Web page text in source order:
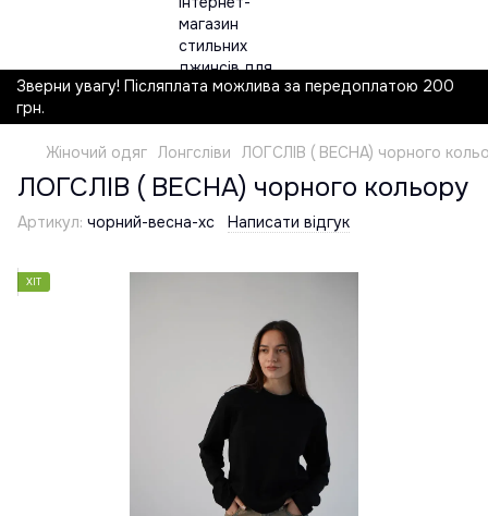
Зверни увагу! Післяплата можлива за передоплатою 200
грн.
Жіночий одяг Лонгсліви ЛОГСЛІВ ( ВЕСНА) чорного
ЛОГСЛІВ ( ВЕСНА) чорного кольору
Артикул: чорний-весна-хс Написати відгук
ХІТ